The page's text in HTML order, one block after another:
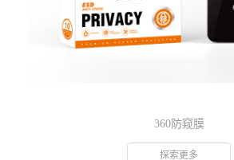
360防窥膜
探索更多